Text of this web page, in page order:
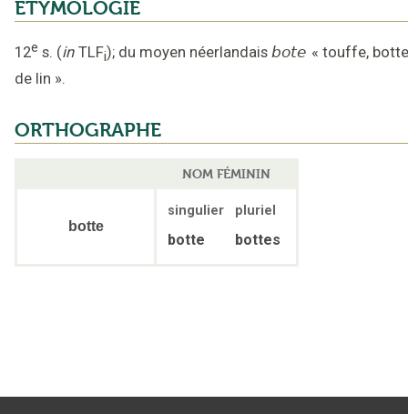
ÉTYMOLOGIE
12e s. (in TLFi); du moyen néerlandais bote « touffe, botte
de lin ».
ORTHOGRAPHE
NOM FÉMININ
botte
singulier pluriel
botte bottes